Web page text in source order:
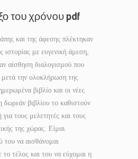
του χρόνου pdf
και της άφεσης πλέκτηκαν
ιστορίας με ευγενική άμεση,
αίσθηση διαλογισμού που
μετά την ολοκλήρωση της
βιβλίο και οι νέες
βιβλίου το καθιστούν
τους μελετητές και τους
της χώρας. Είμαι
του να αισθάνομαι
το τέλος και του να εύχομαι η